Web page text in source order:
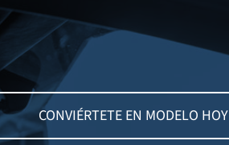
CONVIÉRTETE EN MODELO HOY